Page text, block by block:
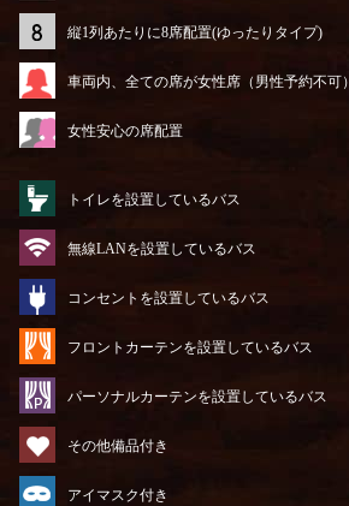
縦1列あたりに8席配置(ゆったりタイプ)
車両内、全ての席が女性席（男性予約不可）
女性安心の席配置
トイレを設置しているバス
無線LANを設置しているバス
コンセントを設置しているバス
フロントカーテンを設置しているバス
パーソナルカーテンを設置しているバス
その他備品付き
アイマスク付き